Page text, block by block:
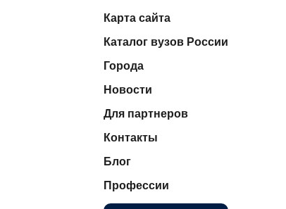
Карта сайта
Каталог вузов России
Города
Новости
Для партнеров
Контакты
Блог
Профессии